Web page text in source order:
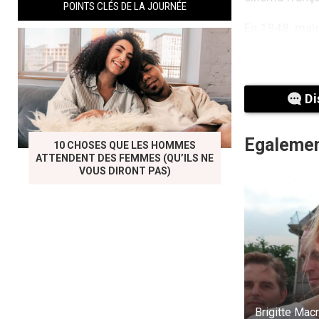
ans, elle
du
Brigitte
Brigitte
POINTS CLÉS DE LA JOURNÉE
10 CHOSES QUE LES HOMMES
ATTENDENT DES FEMMES (QU’ILS NE
VOUS DIRONT PAS)